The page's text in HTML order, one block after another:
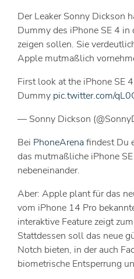
Der Leaker Sonny Dickson
Dummy des iPhone SE 4
zeigen sollen. Sie
Apple mutmaßlich
First look at the iPhone SE 4
Dummy pic.twitter.com/
— Sonny Dickson
Bei PhoneArenafindest Du
das mutmaßliche iPhone
nebeneinander.
Aber: Apple plant für das
vom iPhone 14 Pro
interaktive Feature zeigt
Stattdessen soll das neue
Notch bieten, in der auch
biometrische Entsperrung